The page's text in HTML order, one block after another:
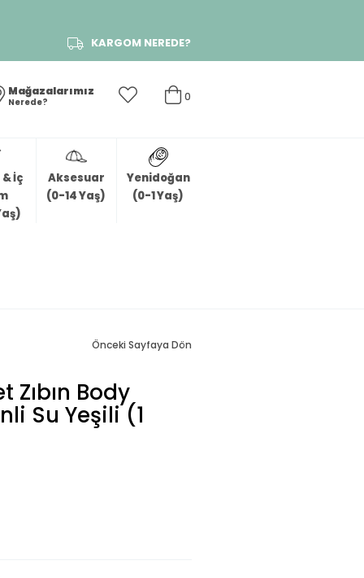
KARGOM NEREDE?
0
Mağazalarımız
Nerede?
İç
Aksesuar
(0-14 Yaş)
Yenidoğan
(0-1 Yaş)
Önceki Sayfaya Dön
Zıbın Body
Su Yeşili (1